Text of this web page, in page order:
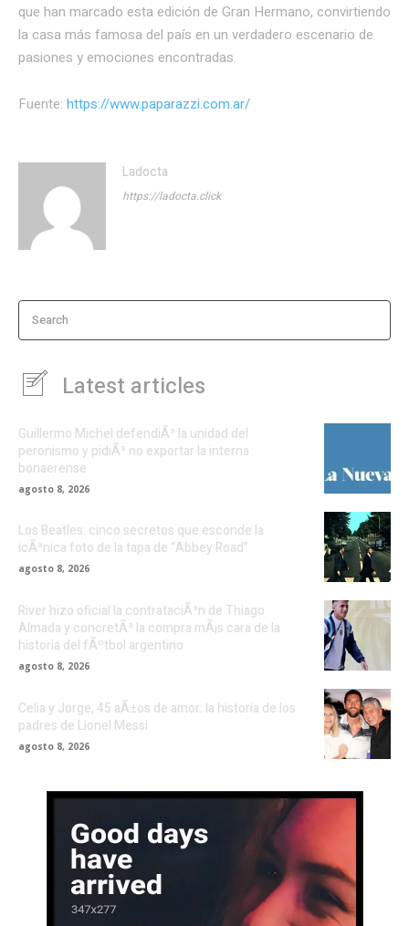
que han marcado esta edición de Gran Hermano, convirtiendo
la casa más famosa del país en un verdadero escenario de
pasiones y emociones encontradas.
Fuente: https://www.paparazzi.com.ar/
Ladocta
https://ladocta.click
Search
Latest articles
Guillermo Michel defendiÃ³ la unidad del
peronismo y pidiÃ³ no exportar la interna
bonaerense
agosto 8, 2026
Los Beatles: cinco secretos que esconde la
icÃ³nica foto de la tapa de “Abbey Road”
agosto 8, 2026
River hizo oficial la contrataciÃ³n de Thiago
Almada y concretÃ³ la compra mÃ¡s cara de la
historia del fÃºtbol argentino
agosto 8, 2026
Celia y Jorge, 45 aÃ±os de amor: la historia de los
padres de Lionel Messi
agosto 8, 2026